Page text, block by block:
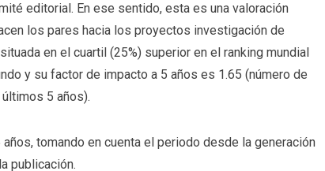
editorial. En ese sentido, esta es una valoración
los pares hacia los proyectos investigación de
en el cuartil (25%) superior en el ranking mundial
y su factor de impacto a 5 años es 1.65 (número de
5 años).
tomando en cuenta el periodo desde la generación
publicación.